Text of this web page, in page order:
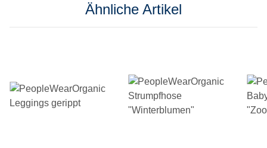
Ähnliche Artikel